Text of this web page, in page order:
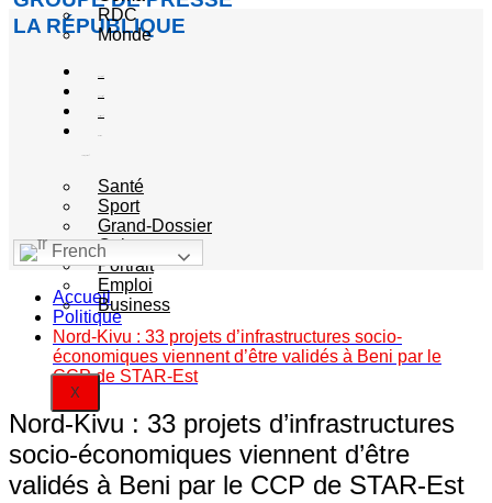
LA RÉPUBLIQUE
RDC
Monde
Santé
Sport
Grand-Dossier
Culture
Portrait
Emploi
Business
X
French
Accueil
Politique
Nord-Kivu : 33 projets d’infrastructures socio-
économiques viennent d’être validés à Beni par le
CCP de STAR-Est
Nord-Kivu : 33 projets d’infrastructures
socio-économiques viennent d’être
validés à Beni par le CCP de STAR-Est